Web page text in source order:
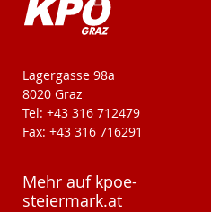
KPÖ-Steiermark
Lagergasse 98a
8020 Graz
Tel: +43 316 712479
Fax: +43 316 716291
Mehr auf kpoe-
steiermark.at